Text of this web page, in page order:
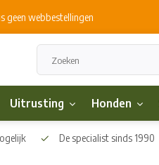
geen webbestellingen
Uitrusting Honden
De specialist sinds 1990